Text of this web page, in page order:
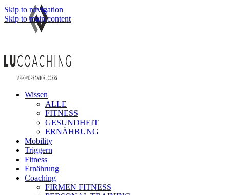
Skip to navigation
Skip to main content
Wissen
ALLE
FITNESS
GESUNDHEIT
ERNÄHRUNG
Mobility
Triggern
Fitness
Ernährung
Coaching
FIRMEN FITNESS